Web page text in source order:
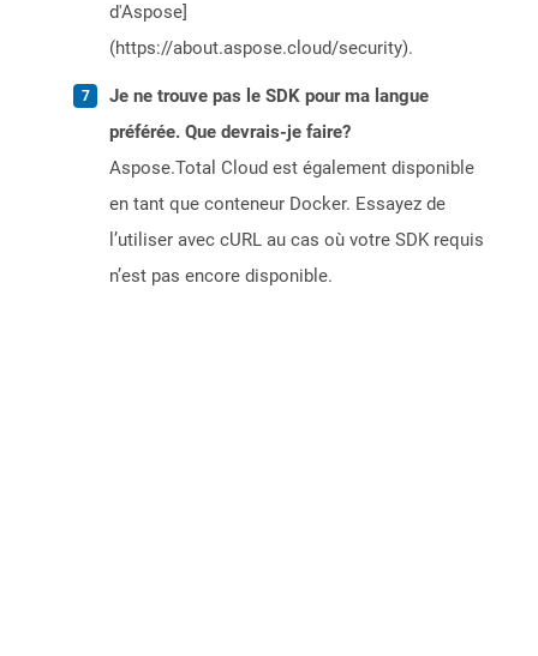
d'Aspose]
(https://about.aspose.cloud/security).
Je ne trouve pas le SDK pour ma langue
préférée. Que devrais-je faire?
Aspose.Total Cloud est également disponible
en tant que conteneur Docker. Essayez de
l’utiliser avec cURL au cas où votre SDK requis
n’est pas encore disponible.